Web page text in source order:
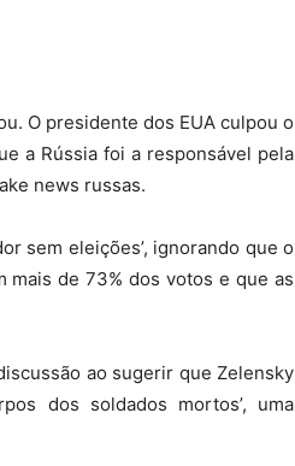
O presidente dos EUA culpou o
a Rússia foi a responsável pela
news russas.
sem eleições’, ignorando que o
mais de 73% dos votos e que as
ao sugerir que Zelensky
dos soldados mortos’, uma